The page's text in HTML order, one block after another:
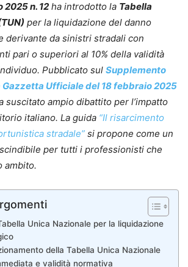
2025 n. 12 ha introdotto la Tabella
per la liquidazione del danno
derivante da sinistri stradali con
pari o superiori al 10% della validità
Pubblicato sul Supplemento
Gazzetta Ufficiale del 18 febbraio 2025
suscitato ampio dibattito per l’impatto
italiano. La guida “Il risarcimento
stradale” si propone come un
per tutti i professionisti che
ambito.
Unica Nazionale per la liquidazione
della Tabella Unica Nazionale
e validità normativa